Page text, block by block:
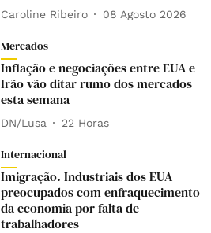
Caroline Ribeiro 08 Agosto 2026
Mercados
Inflação e negociações entre EUA e
Irão vão ditar rumo dos mercados
esta semana
DN/Lusa 22 Horas
Internacional
Imigração. Industriais dos EUA
preocupados com enfraquecimento
da economia por falta de
trabalhadores